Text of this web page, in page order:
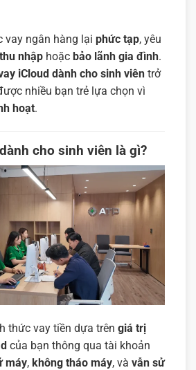
vay ngân hàng lại phức tạp, yêu
nhập hoặc bảo lãnh gia đình.
iCloud dành cho sinh viên trở
nhiều bạn trẻ lựa chọn vì
hoạt.
cho sinh viên là gì?
thức vay tiền dựa trên giá trị
của bạn thông qua tài khoản
máy, không tháo máy, và vẫn sử